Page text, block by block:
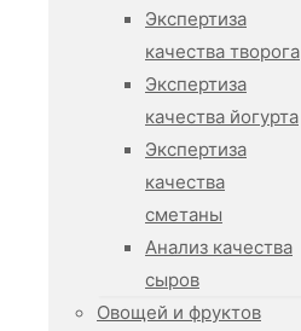
Экспертиза
качества творога
Экспертиза
качества йогурта
Экспертиза
качества
сметаны
Анализ качества
сыров
Овощей и фруктов